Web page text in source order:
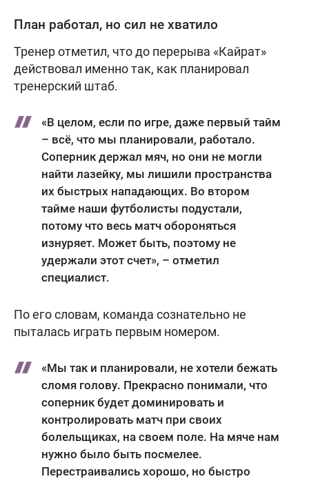
План работал, но сил не хватило
Тренер отметил, что до перерыва «Кайрат»
действовал именно так, как планировал
тренерский штаб.
«В целом, если по игре, даже первый тайм
– всё, что мы планировали, работало.
Соперник держал мяч, но они не могли
найти лазейку, мы лишили пространства
их быстрых нападающих. Во втором
тайме наши футболисты подустали,
потому что весь матч обороняться
изнуряет. Может быть, поэтому не
удержали этот счет», – отметил
специалист.
По его словам, команда сознательно не
пыталась играть первым номером.
«Мы так и планировали, не хотели бежать
сломя голову. Прекрасно понимали, что
соперник будет доминировать и
контролировать матч при своих
болельщиках, на своем поле. На мяче нам
нужно было быть посмелее.
Перестраивались хорошо, но быстро